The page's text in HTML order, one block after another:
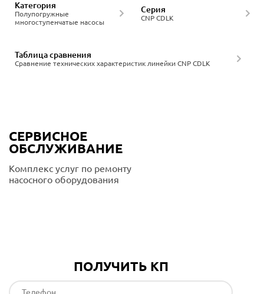
Полупогружные
многоступенчатые насосы
Категория
CNP CDLK
Серия
Сравнение технических характеристик линейки CNP CDLK
Таблица сравнения
СЕРВИСНОЕ
ОБСЛУЖИВАНИЕ
Комплекс услуг по ремонту
насосного оборудования
ПОЛУЧИТЬ КП